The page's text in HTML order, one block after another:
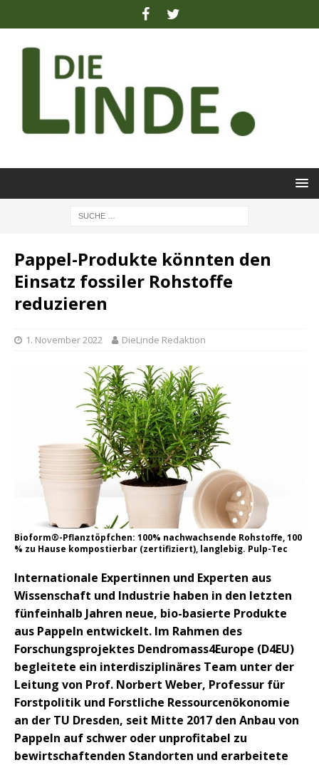
Pappel-Produkte könnten den
Einsatz fossiler Rohstoffe
reduzieren
1. November 2022 DieLinde Redaktion
Bioform®-Pflanztöpfchen: 100% nachwachsende Rohstoffe, 100
% zu Hause kompostierbar (zertifiziert), langlebig. Pulp-Tec
Internationale Expertinnen und Experten aus
Wissenschaft und Industrie haben in den letzten
fünfeinhalb Jahren neue, bio-basierte Produkte
aus Pappeln entwickelt. Im Rahmen des
Forschungsprojektes Dendromass4Europe (D4EU)
begleitete ein interdisziplinäres Team unter der
Leitung von Prof. Norbert Weber, Professur für
Forstpolitik und Forstliche Ressourcenökonomie
an der TU Dresden, seit Mitte 2017 den Anbau von
Pappeln auf schwer oder unprofitabel zu
bewirtschaftenden Standorten und erarbeitete